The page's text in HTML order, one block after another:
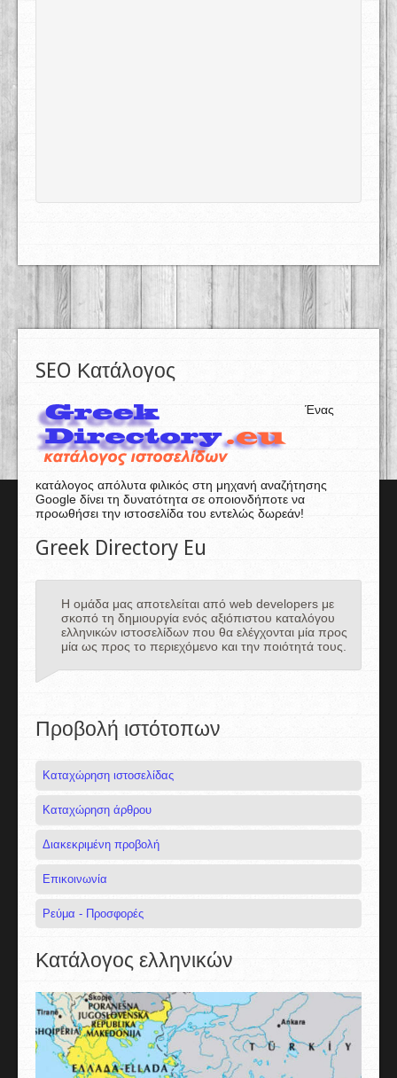
SEO Κατάλογος
Ένας
κατάλογος απόλυτα φιλικός στη μηχανή αναζήτησης
Google δίνει τη δυνατότητα σε οποιονδήποτε να
προωθήσει την ιστοσελίδα του εντελώς δωρεάν!
Greek Directory Eu
Η ομάδα μας αποτελείται από web developers με
σκοπό τη δημιουργία ενός αξιόπιστου καταλόγου
ελληνικών ιστοσελίδων που θα ελέγχονται μία προς
μία ως προς το περιεχόμενο και την ποιότητά τους.
Προβολή ιστότοπων
Καταχώρηση ιστοσελίδας
Καταχώρηση άρθρου
Διακεκριμένη προβολή
Επικοινωνία
Ρεύμα - Προσφορές
Κατάλογος ελληνικών